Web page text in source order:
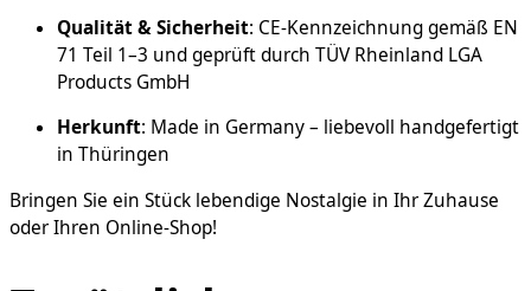
Qualität & Sicherheit: CE-Kennzeichnung gemäß EN
71 Teil 1–3 und geprüft durch TÜV Rheinland LGA
Products GmbH
Herkunft: Made in Germany – liebevoll handgefertigt
in Thüringen
Bringen Sie ein Stück lebendige Nostalgie in Ihr Zuhause
oder Ihren Online-Shop!